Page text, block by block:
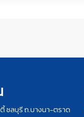
ชลบุรี ถ.บางนา-ตราด